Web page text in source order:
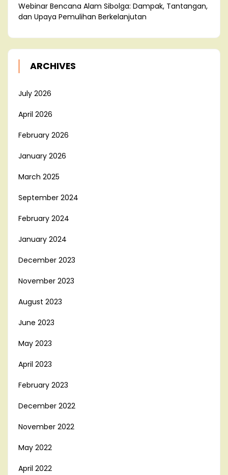
Webinar Bencana Alam Sibolga: Dampak, Tantangan,
dan Upaya Pemulihan Berkelanjutan
ARCHIVES
July 2026
April 2026
February 2026
January 2026
March 2025
September 2024
February 2024
January 2024
December 2023
November 2023
August 2023
June 2023
May 2023
April 2023
February 2023
December 2022
November 2022
May 2022
April 2022